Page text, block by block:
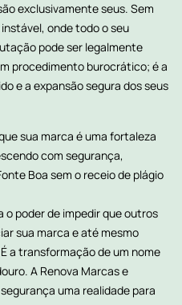
exclusivamente seus. Sem
onde todo o seu
pode ser legalmente
procedimento burocrático; é a
e a expansão segura dos seus
sua marca é uma fortaleza
com segurança,
Boa sem o receio de plágio
o poder de impedir que outros
sua marca e até mesmo
a transformação de um nome
A Renova Marcas e
uma realidade para